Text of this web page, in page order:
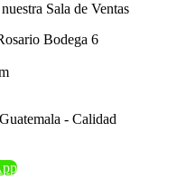
Sala de Ventas
Bodega 6
Guatemala - Calidad